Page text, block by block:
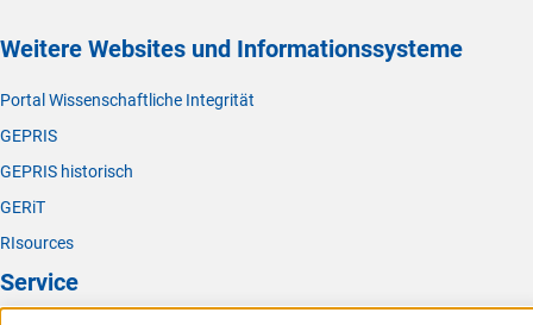
Weitere Websites und Informationssysteme
Portal Wissenschaftliche Integrität
GEPRIS
GEPRIS historisch
GERiT
RIsources
Service